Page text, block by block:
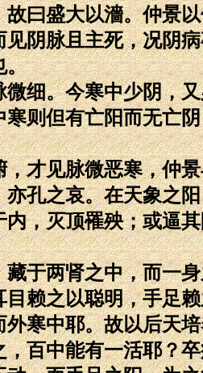
曰盛大以濇。仲景
阴脉且主死，况阴
。
。今寒中少阴，又
则但有亡阳而无亡
见脉微恶寒，仲景
孔之哀。在天象之
，灭顶罹殃；或逼
两肾之中，而一身
赖之以聪明，手足
寒中耶。故以后天
百中能有一活耶？